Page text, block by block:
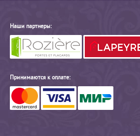
Наши партнеры:
Принимаются к оплате: